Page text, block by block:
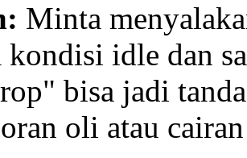
Minta
kondisi idle dan
bisa jadi
oli atau